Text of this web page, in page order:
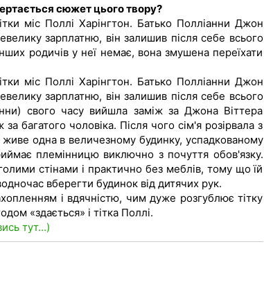
сюжет цього твору?
міс Поллі Харінгтон. Батько Полліанни Джон
зарплатню, він залишив після себе всього
родичів у неї немає, вона змушена переїхати
міс Поллі Харінгтон. Батько Полліанни Джон
зарплатню, він залишив після себе всього
свого часу вийшла заміж за Джона Віттера
багатого чоловіка. Після чого сім'я розірвала з
живе одна в величезному будинку, успадкованому
племінницю виключно з почуття обов'язку.
стінами і практично без меблів, тому що їй
вберегти будинок від дитячих рук.
і вдячністю, чим дуже розгублює тітку
«здається» і тітка Поллі.
тут...)